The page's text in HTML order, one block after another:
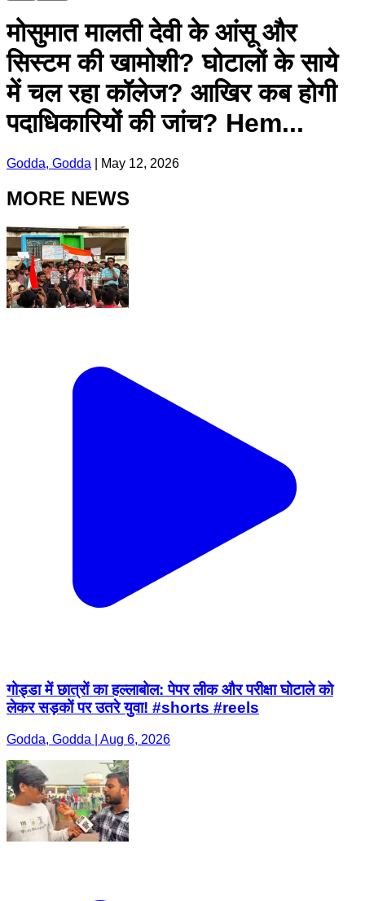
मोसुमात मालती देवी के आंसू और
सिस्टम की खामोशी? घोटालों के साये
में चल रहा कॉलेज? आखिर कब होगी
पदाधिकारियों की जांच? Hem...
Godda, Godda May 12, 2026
MORE NEWS
गोड्डा में छात्रों का हल्लाबोल: पेपर लीक और परीक्षा घोटाले को
लेकर सड़कों पर उतरे युवा! #shorts #reels
Godda, Godda | Aug 6, 2026